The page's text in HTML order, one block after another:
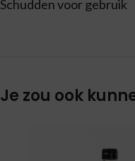
Schudden voor gebruik
Je zou ook